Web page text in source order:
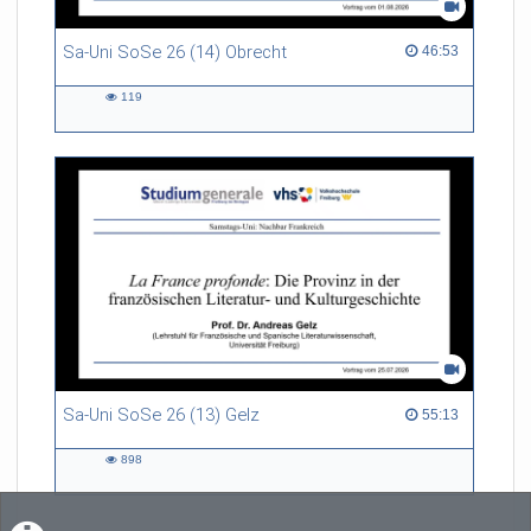
Sa-Uni SoSe 26 (14) Obrecht 46:53
46:53 duration
119
Sa-Uni SoSe 26 (13) Gelz 55:13
55:13 duration
898